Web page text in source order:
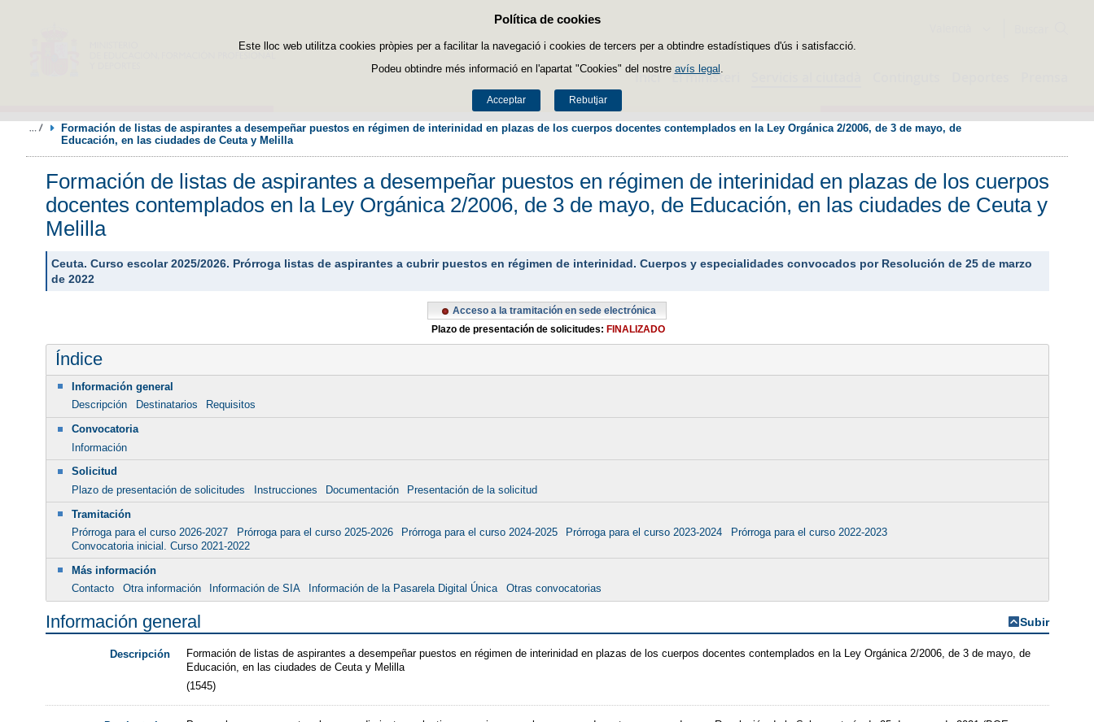
Política de cookies
Este lloc web utilitza cookies pròpies per a facilitar la navegació i cookies de tercers per a obtindre estadístiques d'ús i satisfacció.
Podeu obtindre més informació en l'apartat "Cookies" del nostre avís legal
Acceptar Rebutjar
Passar al contingut
Inici El ministeri
Formación de listas de aspirantes a desempeñar puestos en régimen de interinidad en plazas de los cuerpos docentes contemplados en la Ley Orgánica 2/2006, de 3 de mayo, de
Educación, en las ciudades de Ceuta y Melilla
Formación de listas de aspirantes a desempeñar puestos en régimen de interinidad en plazas de los cuerpos
docentes contemplados en la Ley Orgánica 2/2006, de 3 de mayo, de Educación, en las ciudades de Ceuta y
Melilla
Ceuta. Curso escolar 2025/2026. Prórroga listas de aspirantes a cubrir puestos en régimen de interinidad. Cuerpos y especialidades convocados por Resolución de 25 de marzo
de 2022
Acceso a la tramitación en sede electrónica
Plazo de presentación de solicitudes: FINALIZADO
Índice
Información general
Descripción
Destinatarios
Requisitos
Convocatoria
Información
Solicitud
Plazo de presentación de solicitudes
Instrucciones Documentación
Presentación de la solicitud
Tramitación
Prórroga para el curso 2026-2027
Prórroga para el curso 2025-2026 Prórroga para el curso 2024-2025 Prórroga para el curso 2023-2024
Prórroga para el curso 2022-2023
Convocatoria inicial. Curso 2021-2022
Más información
Contacto
Otra información Información de SIA Información de la Pasarela Digital Única Otras convocatorias
Información general Subir
Descripción
Formación de listas de aspirantes a desempeñar puestos en régimen de interinidad en plazas de los cuerpos docentes contemplados en la Ley Orgánica 2/2006, de 3 de mayo, de
Educación, en las ciudades de Ceuta y Melilla
(1545)